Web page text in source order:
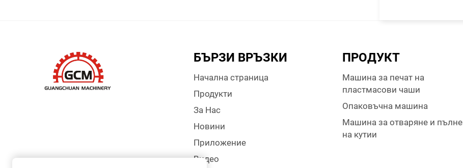
БЪРЗИ ВРЪЗКИ
Начална страница
Продукти
За Нас
Новини
Приложение
Видео
ПРОДУКТ
Машина за печат на
пластмасови чаши
Опаковъчна машина
Машина за отваряне и
на кутии